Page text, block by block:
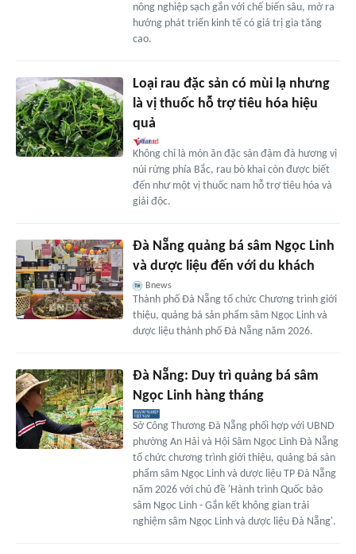
nông nghiệp sạch gắn với chế biến sâu, mở ra
hướng phát triển kinh tế có giá trị gia tăng
cao.
Loại rau đặc sản có mùi lạ nhưng
là vị thuốc hỗ trợ tiêu hóa hiệu
quả
Không chỉ là món ăn đặc sản đậm đà hương vị
núi rừng phía Bắc, rau bò khai còn được biết
đến như một vị thuốc nam hỗ trợ tiêu hóa và
giải độc.
Đà Nẵng quảng bá sâm Ngọc Linh
và dược liệu đến với du khách
Bnews
Thành phố Đà Nẵng tổ chức Chương trình giới
thiệu, quảng bá sản phẩm sâm Ngọc Linh và
dược liệu thành phố Đà Nẵng năm 2026.
Đà Nẵng: Duy trì quảng bá sâm
Ngọc Linh hàng tháng
Sở Công Thương Đà Nẵng phối hợp với UBND
phường An Hải và Hội Sâm Ngọc Linh Đà Nẵng
tổ chức chương trình giới thiệu, quảng bá sản
phẩm sâm Ngọc Linh và dược liệu TP Đà Nẵng
năm 2026 với chủ đề 'Hành trình Quốc bảo
sâm Ngọc Linh - Gắn kết không gian trải
nghiệm sâm Ngọc Linh và dược liệu Đà Nẵng'.